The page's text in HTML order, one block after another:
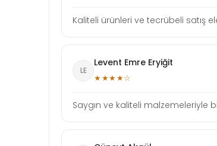
Kaliteli ürünleri ve tecrübeli satış
LE
Levent Emre Eryiğit
★★★★☆
Saygın ve kaliteli malzemeleriyle